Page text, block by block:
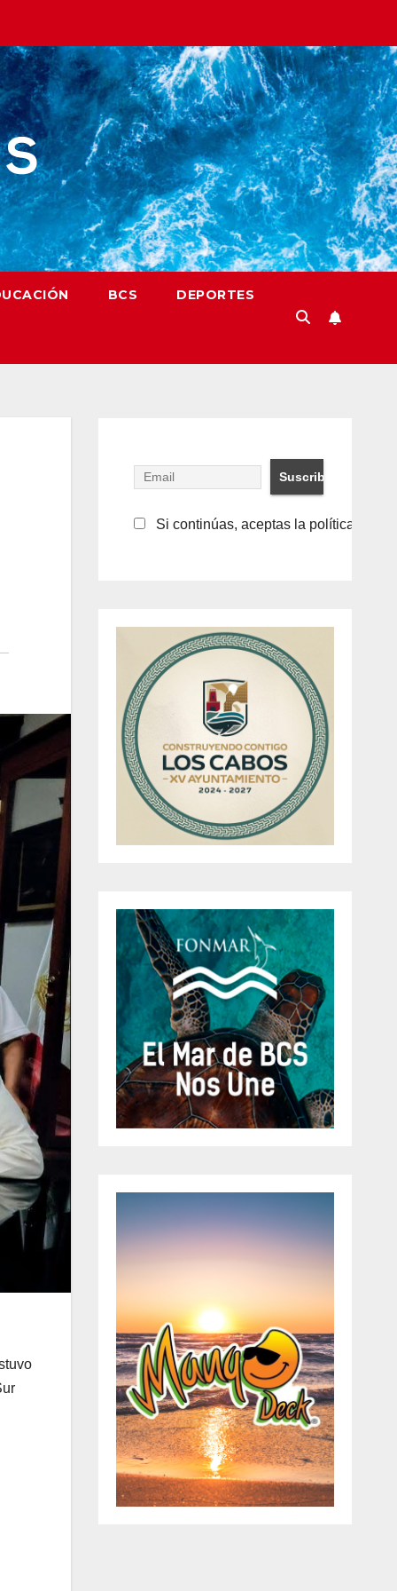
BCS DEPORTES
Si continúas, aceptas la política de